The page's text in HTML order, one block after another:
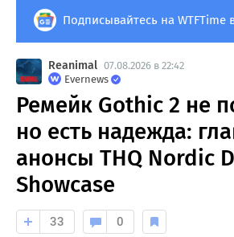
Подписывайтесь на WTFTime
Reanimal 07.08.2026 в 22:42
Evernews
Ремейк Gothic 2 не
но есть надежда:
анонсы THQ Nordic
Showcase
33 0